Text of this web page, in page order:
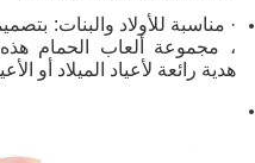
· مناسبة للأولاد والبنات:
، مجموعة ألعاب الحمام هذه
هدية رائعة لأعياد الميلاد أو